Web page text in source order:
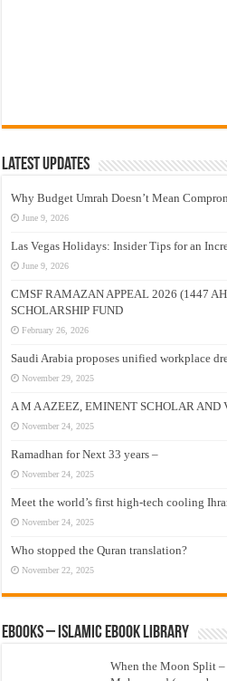
Latest Updates
Why Budget Umrah Doesn’t Mean
June 9, 2026
Las Vegas Holidays: Insider Tips for an
June 9, 2026
CMSF RAMAZAN APPEAL 2026 (1447
SCHOLARSHIP FUND
February 26, 2026
Saudi Arabia proposes unified workplace
November 29, 2025
A M A AZEEZ, EMINENT SCHOLAR AND
November 24, 2025
Ramadhan for Next 33 years –
November 24, 2025
Meet the world’s first high-tech cooling
November 24, 2025
Who stopped the Quran translation?
November 22, 2025
eBooks – Islamic eBook Library
When the Moon Split